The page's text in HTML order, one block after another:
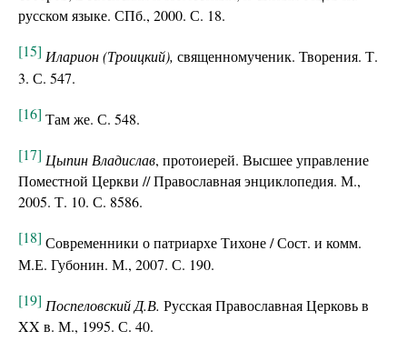
русском языке. СПб., 2000. С. 18.
[15] Иларион (Троицкий), священномученик. Творения. Т.
3. С. 547.
[16] Там же. С. 548.
[17] Цыпин Владислав, протоиерей. Высшее управление
Поместной Церкви // Православная энциклопедия. М.,
2005. Т. 10. С. 8586.
[18] Современники о патриархе Тихоне / Сост. и комм.
М.Е. Губонин. М., 2007. С. 190.
[19] Поспеловский Д.В. Русская Православная Церковь в
XX в. М., 1995. С. 40.